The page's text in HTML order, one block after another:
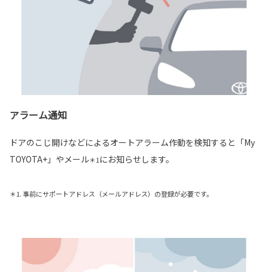
アラーム通知
ドアのこじ開けなどによるオートアラーム作動を検知すると「My
TOYOTA+」やメール＊1 にお知らせします。
＊1. 事前にサポートアドレス（メールアドレス）の登録が必要です。